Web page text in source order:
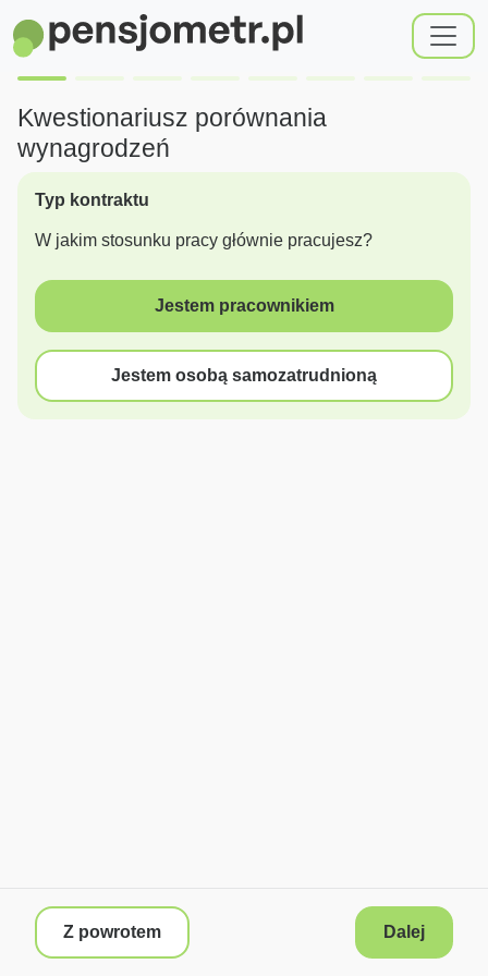
Kwestionariusz porównania
wynagrodzeń
Typ kontraktu
W jakim stosunku pracy głównie pracujesz?
Jestem pracownikiem
Jestem osobą samozatrudnioną
Z powrotem Dalej